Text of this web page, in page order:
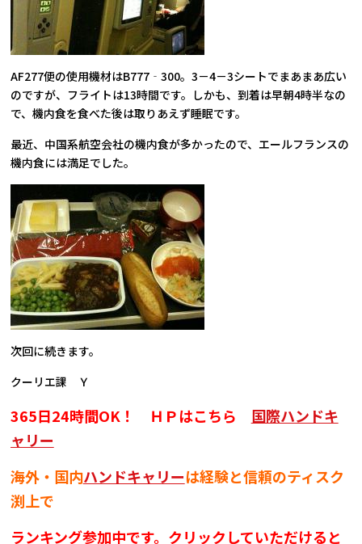
AF277便の使用機材はB777‐300。3－4－3シートでまあまあ広い
のですが、フライトは13時間です。しかも、到着は早朝4時半なの
で、機内食を食べた後は取りあえず睡眠です。
最近、中国系航空会社の機内食が多かったので、エールフランスの
機内食には満足でした。
次回に続きます。
クーリエ課 Ｙ
365日24時間OK！ ＨＰはこちら 国際ハンドキ
ャリー
海外・国内ハンドキャリーは経験と信頼のティスク
渕上で
ランキング参加中です。クリックしていただけると